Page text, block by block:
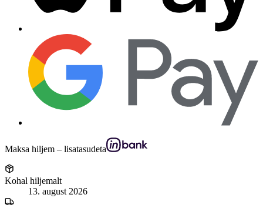
Maksa hiljem – lisatasudeta
Kohal hiljemalt
13. august 2026